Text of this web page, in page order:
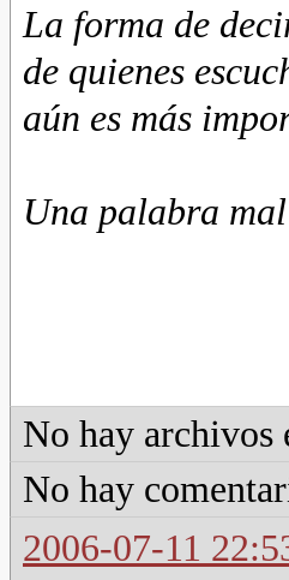
La forma de
de quienes
aún es más
Una palabra
No hay archivos
No hay
2006-07-11